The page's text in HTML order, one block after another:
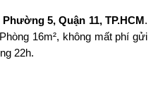
5, Quận 11, TP.HCM.
16m², không mất phí gửi
22h.